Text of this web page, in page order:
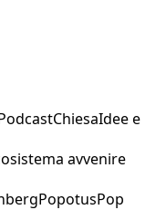
ChiesaIdee e
avvenire
PopotusPop